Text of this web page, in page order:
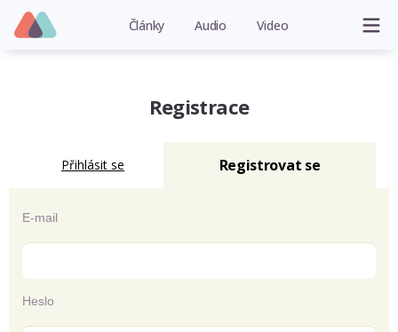
Články Audio Video
Registrace
Přihlásit se Registrovat se
E-mail
Heslo